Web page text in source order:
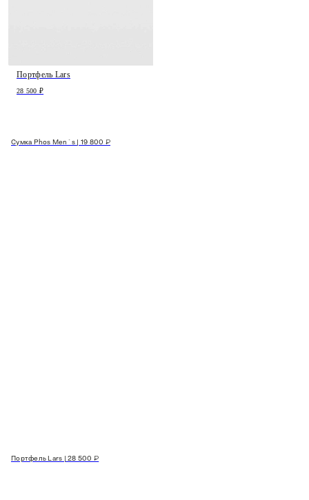
Портфель Lars
28 500 ₽
Сумка Phos Men`s | 19 800 ₽
Портфель Lars | 28 500 ₽